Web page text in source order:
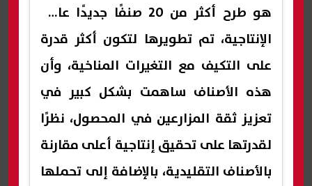
هو طرح أكثر من 20 صنفًا جديدًا عالي
الإنتاجية، تم تطويرها لتكون أكثر قدرة
على التكيف مع التغيرات المناخية، وأن
هذه الأصناف ساهمت بشكل كبير في
تعزيز ثقة المزارعين في المحصول، نظرًا
لقدرتها على تحقيق إنتاجية أعلى مقارنة
بالأصناف التقليدية، بالإضافة إلى تحملها